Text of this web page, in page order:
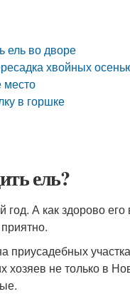
ель во дворе
хвойных
место
в горшке
ель?
А как здорово
хозяев не только в